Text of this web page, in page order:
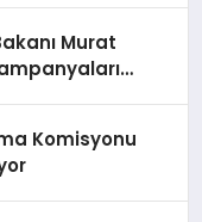
Murat
Komisyonu